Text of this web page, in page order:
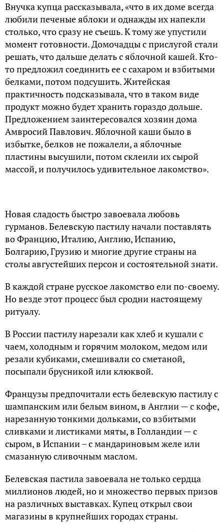
Внучка купца рассказывала, «что в их доме всегда
любили печеные яблоки и однажды их напекли
столько, что сразу не съешь. К тому же упустили
момент готовности. Домочадцы с прислугой стали
решать, что дальше делать с яблочной кашей. Кто-
то предложил соединить ее с сахаром и взбитыми
белками, потом подсушить. Житейская
практичность подсказывала, что в таком виде
продукт можно будет хранить гораздо дольше.
Предложением заинтересовался хозяин дома
Амвросий Павлович. Яблочной каши было в
избытке, белков не пожалели, а яблочные
пластины высушили, потом склеили их сырой
массой, и получилось удивительное лакомство».
Новая сладость быстро завоевала любовь
гурманов. Белевскую пастилу начали поставлять
во Францию, Италию, Англию, Испанию,
Болгарию, Грузию и многие другие страны на
столы августейших персон и состоятельной знати.
В каждой стране русское лакомство ели по-своему.
Но везде этот процесс был сродни настоящему
ритуалу.
В России пастилу нарезали как хлеб и кушали с
чаем, холодным и горячим молоком, медом или
резали кубиками, смешивали со сметаной,
посыпали брусникой или клюквой.
Французы предпочитали есть белевскую пастилу с
шампанским или белым вином, в Англии — с кофе,
нарезанную тонкими дольками, со взбитыми
сливками и листиками мяты, в Голландии — с
сыром, в Испании – с мандариновым желе или
смазанную сливочным маслом.
Белевская пастила завоевала не только сердца
миллионов людей, но и множество первых призов
на различных выставках. Купец открыл свои
магазины в крупнейших городах страны.